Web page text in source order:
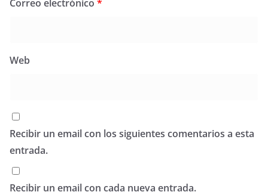
Correo electrónico *
Web
Recibir un email con los siguientes comentarios a esta
entrada.
Recibir un email con cada nueva entrada.